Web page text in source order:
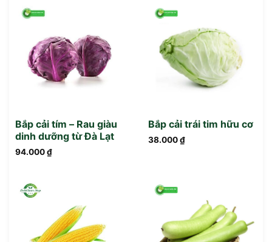
Bắp cải tím – Rau giàu
dinh dưỡng từ Đà Lạt
94.000₫
Bắp cải trái tim hữu cơ
38.000₫